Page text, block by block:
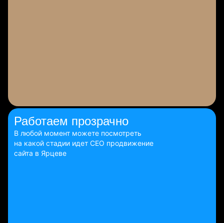
Работаем прозрачно
В любой момент можете посмотреть
на какой стадии идет СЕО продвижение
сайта в Ярцеве